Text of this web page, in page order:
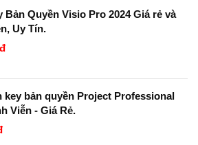
Bản Quyền Visio Pro 2024 Giá rẻ và
Uy Tín.
key bản quyền Project Professional
Viễn - Giá Rẻ.